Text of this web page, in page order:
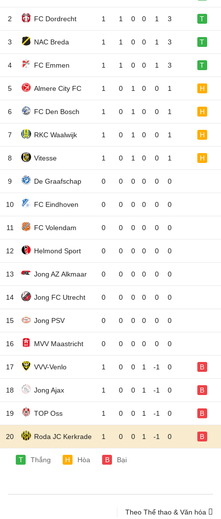
2 FC Dordrecht 1 1 0 0 1 3 T
3 NAC Breda 1 1 0 0 1 3 T
4 FC Emmen 1 1 0 0 1 3 T
5 Almere City FC 1 0 1 0 0 1 H
6 FC Den Bosch 1 0 1 0 0 1 H
7 RKC Waalwijk 1 0 1 0 0 1 H
8 Vitesse 1 0 1 0 0 1 H
9 De Graafschap 0 0 0 0 0 0
10 FC Eindhoven 0 0 0 0 0 0
11 FC Volendam 0 0 0 0 0 0
12 Helmond Sport 0 0 0 0 0 0
13 Jong AZ Alkmaar 0 0 0 0 0 0
14 Jong FC Utrecht 0 0 0 0 0 0
15 Jong PSV 0 0 0 0 0 0
16 MVV Maastricht 0 0 0 0 0 0
17 VVV-Venlo 1 0 0 1 -1 0 B
18 Jong Ajax 1 0 0 1 -1 0 B
19 TOP Oss 1 0 0 1 -1 0 B
20 Roda JC Kerkrade 1 0 0 1 -1 0 B
T Thắng H Hòa B Bại
Theo Thể thao & Văn hóa